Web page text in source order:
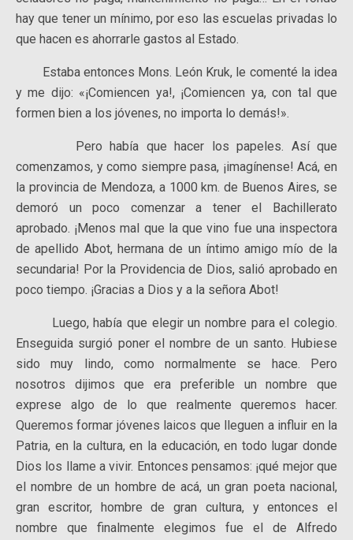
hay que tener un mínimo, por eso las escuelas privadas lo
que hacen es ahorrarle gastos al Estado.
Estaba entonces Mons. León Kruk, le comenté la idea
y me dijo: «¡Comiencen ya!, ¡Comiencen ya, con tal que
formen bien a los jóvenes, no importa lo demás!».
Pero había que hacer los papeles. Así que
comenzamos, y como siempre pasa, ¡imagínense! Acá, en
la provincia de Mendoza, a 1000 km. de Buenos Aires, se
demoró un poco comenzar a tener el Bachillerato
aprobado. ¡Menos mal que la que vino fue una inspectora
de apellido Abot, hermana de un íntimo amigo mío de la
secundaria! Por la Providencia de Dios, salió aprobado en
poco tiempo. ¡Gracias a Dios y a la señora Abot!
Luego, había que elegir un nombre para el colegio.
Enseguida surgió poner el nombre de un santo. Hubiese
sido muy lindo, como normalmente se hace. Pero
nosotros dijimos que era preferible un nombre que
exprese algo de lo que realmente queremos hacer.
Queremos formar jóvenes laicos que lleguen a influir en la
Patria, en la cultura, en la educación, en todo lugar donde
Dios los llame a vivir. Entonces pensamos: ¡qué mejor que
el nombre de un hombre de acá, un gran poeta nacional,
gran escritor, hombre de gran cultura, y entonces el
nombre que finalmente elegimos fue el de Alfredo